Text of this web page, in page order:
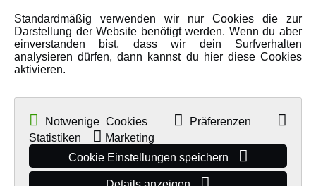
Malinos - Die kreative Seite von Amewi
Werden Sie Amewi Händler
Amewi B2B-Shop
Standardmäßig verwenden wir nur Cookies die zur
Darstellung der Website benötigt werden. Wenn du aber
einverstanden bist, dass wir dein Surfverhalten
analysieren dürfen, dann kannst du hier diese Cookies
aktivieren.
Notwenige Cookies
Präferenzen
Statistiken
Marketing
Cookie Einstellungen speichern